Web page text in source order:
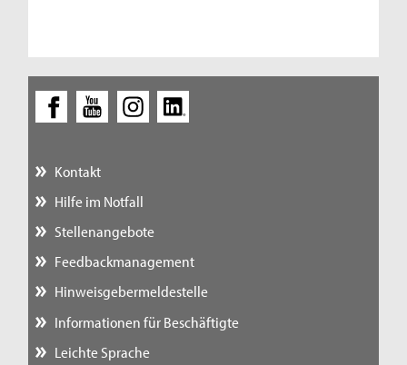
Kontakt
Hilfe im Notfall
Stellenangebote
Feedbackmanagement
Hinweisgebermeldestelle
Informationen für Beschäftigte
Leichte Sprache